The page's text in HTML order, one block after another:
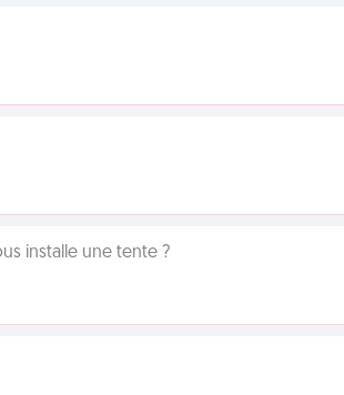
installe une tente ?